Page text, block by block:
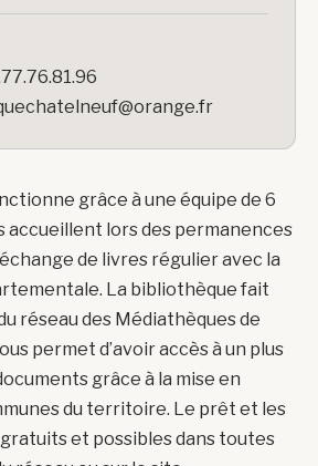
grâce à une équipe de 6
accueillent lors des permanences
de livres régulier avec la
La bibliothèque fait
réseau des Médiathèques de
permet d’avoir accès à un plus
grâce à la mise en
du territoire. Le prêt et les
et possibles dans toutes